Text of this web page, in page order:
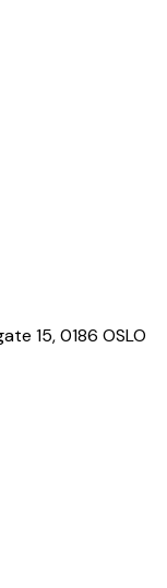
15, 0186 OSLO